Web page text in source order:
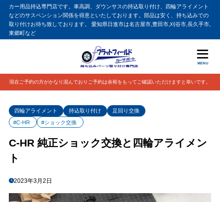
カー用品持込専門店です。車高調、ダウンサスの持込取り付け、四輪アライメント
などのサスペンション関係を得意といたしております。部品は安く、持ち込みでの
取り付けお待ち致しております。 愛知県日進市は名古屋市,豊田市,刈谷市,長久手市,
東郷町など
MENU
現在ご予約の方がかなり混んでおりご予約は余裕をもってご確認いただけますと幸いです。
四輪アライメント 持込取り付け
足回り交換
#C-HR
#ショック交換
C-HR 純正ショック交換と四輪アライメン
ト
2023年3月2日